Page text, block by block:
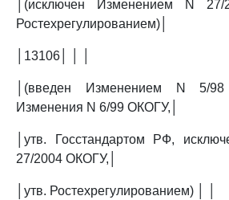
│(исключен Изменением N
Ростехрегулированием)│
│13106│ │ │
│(введен Изменением N 5/
Изменения N 6/99 ОКОГУ,│
│утв. Госстандартом РФ,
27/2004 ОКОГУ,│
│утв. Ростехрегулированием) │ │